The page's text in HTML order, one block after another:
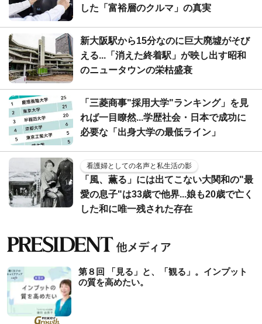
した「富裕層のクルマ」の真実
新大阪駅から15分なのに巨大廃墟がそび
える...「消えた終着駅」が映し出す昭和
のニュータウンの栄枯盛衰
「三菱商事"採用大学"ランキング」を見
れば一目瞭然...学歴社会・日本で成功に
必要な「出身大学の最低ライン」
看護婦としての名声と私生活の影
「風、薫る」には出てこない大関和の"最
愛の息子"は33歳で他界...娘も20歳で亡く
した和に唯一残された存在
第８回 「見る」と、「観る」。インプット
の質を高めたい。